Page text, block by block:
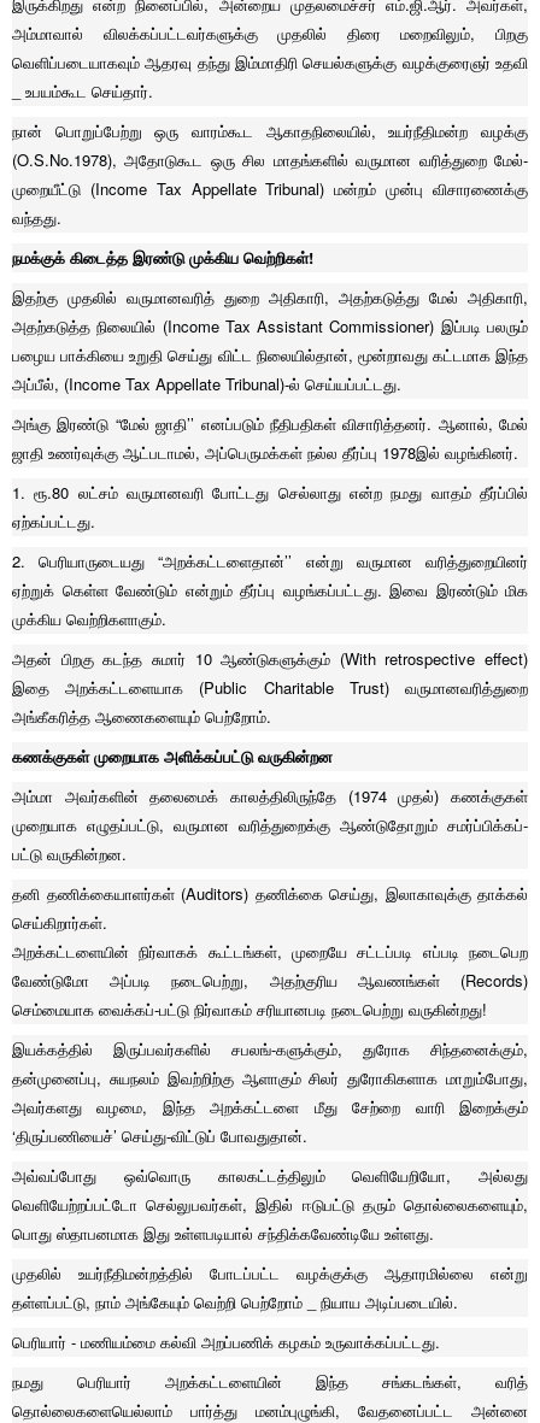
அம்மாவால் விலக்கப்பட்டவர்களுக்கு முதலில் திரை மறைவிலும், பிறகு
வெளிப்படையாகவும் ஆதரவு தந்து இம்மாதிரி செயல்களுக்கு வழக்குரைஞர் உதவி
_ உபயம்கூட செய்தார்.
நான் பொறுப்பேற்று ஒரு வாரம்கூட ஆகாதநிலையில், உயர்நீதிமன்ற வழக்கு
(O.S.No.1978), அதோடுகூட ஒரு சில மாதங்களில் வருமான வரித்துறை மேல்-
முறையீட்டு (Income Tax Appellate Tribunal) மன்றம் முன்பு விசாரணைக்கு
வந்தது.
நமக்குக் கிடைத்த இரண்டு முக்கிய வெற்றிகள்!
இதற்கு முதலில் வருமானவரித் துறை அதிகாரி, அதற்கடுத்து மேல் அதிகாரி,
அதற்கடுத்த நிலையில் (Income Tax Assistant Commissioner) இப்படி பலரும்
பழைய பாக்கியை உறுதி செய்து விட்ட நிலையில்தான், மூன்றாவது கட்டமாக இந்த
அப்பீல், (Income Tax Appellate Tribunal)-ல் செய்யப்பட்டது.
அங்கு இரண்டு “மேல் ஜாதி’’ எனப்படும் நீதிபதிகள் விசாரித்தனர். ஆனால், மேல்
ஜாதி உணர்வுக்கு ஆட்படாமல், அப்பெருமக்கள் நல்ல தீர்ப்பு 1978இல் வழங்கினர்.
1. ரூ.80 லட்சம் வருமானவரி போட்டது செல்லாது என்ற நமது வாதம் தீர்ப்பில்
ஏற்கப்பட்டது.
2. பெரியாருடையது “அறக்கட்டளைதான்’’ என்று வருமான வரித்துறையினர்
ஏற்றுக் கெள்ள வேண்டும் என்றும் தீர்ப்பு வழங்கப்பட்டது. இவை இரண்டும் மிக
முக்கிய வெற்றிகளாகும்.
அதன் பிறகு கடந்த சுமார் 10 ஆண்டுகளுக்கும் (With retrospective effect)
இதை அறக்கட்டளையாக (Public Charitable Trust) வருமானவரித்துறை
அங்கீகரித்த ஆணைகளையும் பெற்றோம்.
கணக்குகள் முறையாக அளிக்கப்பட்டு வருகின்றன
அம்மா அவர்களின் தலைமைக் காலத்திலிருந்தே (1974 முதல்) கணக்குகள்
முறையாக எழுதப்பட்டு, வருமான வரித்துறைக்கு ஆண்டுதோறும் சமர்ப்பிக்கப்-
பட்டு வருகின்றன.
தனி தணிக்கையாளர்கள் (Auditors) தணிக்கை செய்து, இலாகாவுக்கு தாக்கல்
செய்கிறார்கள்.
அறக்கட்டளையின் நிர்வாகக் கூட்டங்கள், முறையே சட்டப்படி எப்படி நடைபெற
வேண்டுமோ அப்படி நடைபெற்று, அதற்குரிய ஆவணங்கள் (Records)
செம்மையாக வைக்கப்-பட்டு நிர்வாகம் சரியானபடி நடைபெற்று வருகின்றது!
இயக்கத்தில் இருப்பவர்களில் சபலங்-களுக்கும், துரோக சிந்தனைக்கும்,
தன்முனைப்பு, சுயநலம் இவற்றிற்கு ஆளாகும் சிலர் துரோகிகளாக மாறும்போது,
அவர்களது வழமை, இந்த அறக்கட்டளை மீது சேற்றை வாரி இறைக்கும்
‘திருப்பணியைச்’ செய்து-விட்டுப் போவதுதான்.
அவ்வப்போது ஒவ்வொரு காலகட்டத்திலும் வெளியேறியோ, அல்லது
வெளியேற்றப்பட்டோ செல்லுபவர்கள், இதில் ஈடுபட்டு தரும் தொல்லைகளையும்,
பொது ஸ்தாபனமாக இது உள்ளபடியால் சந்திக்கவேண்டியே உள்ளது.
முதலில் உயர்நீதிமன்றத்தில் போடப்பட்ட வழக்குக்கு ஆதாரமில்லை என்று
தள்ளப்பட்டு, நாம் அங்கேயும் வெற்றி பெற்றோம் _ நியாய அடிப்படையில்.
பெரியார் - மணியம்மை கல்வி அறப்பணிக் கழகம் உருவாக்கப்பட்டது.
நமது பெரியார் அறக்கட்டளையின் இந்த சங்கடங்கள், வரித்
தொல்லைகளையெல்லாம் பார்த்து மனம்புழுங்கி, வேதனைப்பட்ட அன்னை